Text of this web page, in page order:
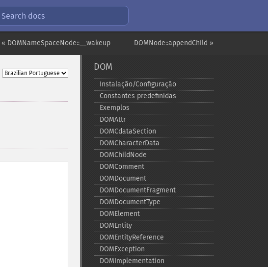
Search docs
DOMNode::appendChild »
« DOMNameSpaceNode::__wakeup
DOM
Instalação/Configuração
Constantes predefinidas
Exemplos
DOMAttr
DOMCdataSection
DOMCharacterData
DOMChildNode
DOMComment
DOMDocument
DOMDocumentFragment
DOMDocumentType
DOMElement
DOMEntity
DOMEntityReference
DOMException
DOMImplementation